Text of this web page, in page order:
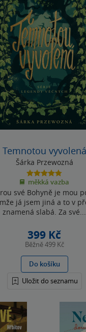
Temnotou vyvolená
Šárka Przewozná
4.8
z
5
hvězdiček
měkká vazba
své Bohyně je mou
já jsem jiná a to v
znamená slabá. Za své...
399 Kč
Běžně499 Kč
Do košíku
Uložit do seznamu